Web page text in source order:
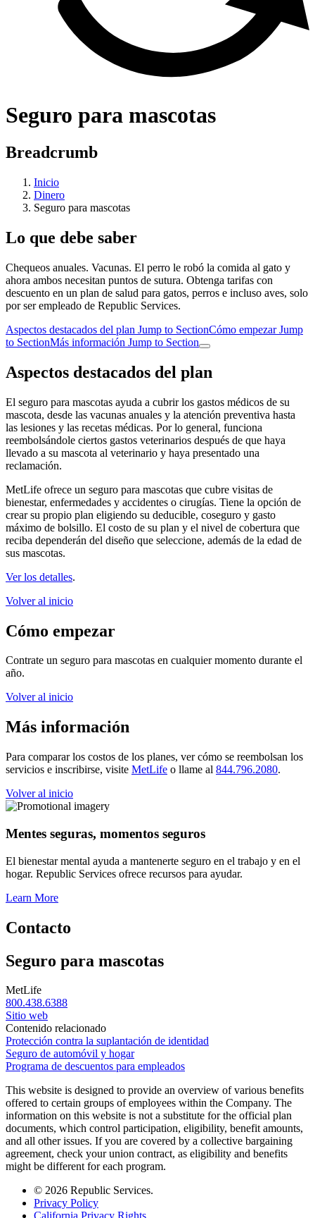
Seguro para mascotas
Breadcrumb
Inicio
Dinero
Seguro para mascotas
Lo que debe saber
Chequeos anuales. Vacunas. El perro le robó la comida al gato y
ahora ambos necesitan puntos de sutura. Obtenga tarifas con
descuento en un plan de salud para gatos, perros e incluso aves, solo
por ser empleado de Republic Services.
Aspectos destacados del plan Jump to SectionCómo empezarJump
to SectionMás información Jump to Section
Aspectos destacados del plan
El seguro para mascotas ayuda a cubrir los gastos médicos de su
mascota, desde las vacunas anuales y la atención preventiva hasta
las lesiones y las recetas médicas. Por lo general, funciona
reembolsándole ciertos gastos veterinarios después de que haya
llevado a su mascota al veterinario y haya presentado una
reclamación.
MetLife ofrece un seguro para mascotas que cubre visitas de
bienestar, enfermedades y accidentes o cirugías. Tiene la opción de
crear su propio plan eligiendo su deducible, coseguro y gasto
máximo de bolsillo. El costo de su plan y el nivel de cobertura que
reciba dependerán del diseño que seleccione, además de la edad de
sus mascotas.
Ver los detalles.
Volver al inicio
Cómo empezar
Contrate un seguro para mascotas en cualquier momento durante el
año.
Volver al inicio
Más información
Para comparar los costos de los planes, ver cómo se reembolsan los
servicios e inscribirse, visite MetLife o llame al 844.796.2080.
Volver al inicio
Mentes seguras, momentos seguros
El bienestar mental ayuda a mantenerte seguro en el trabajo y en el
hogar. Republic Services ofrece recursos para ayudar.
Learn More
Contacto
Seguro para mascotas
MetLife
800.438.6388
Sitio web
Contenido relacionado
Protección contra la suplantación de identidad
Seguro de automóvil y hogar
Programa de descuentos para empleados
This website is designed to provide an overview of various benefits
offered to certain groups of employees within the Company. The
information on this website is not a substitute for the official plan
documents, which control participation, eligibility, benefit amounts,
and all other issues. If you are covered by a collective bargaining
agreement, check your union contract, as eligibility and benefits
might be different for each program.
© 2026 Republic Services.
Privacy Policy